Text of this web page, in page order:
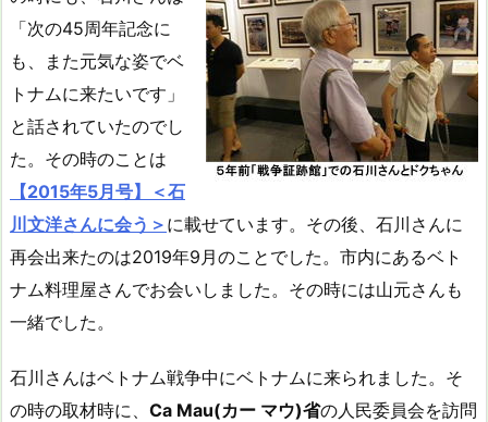
「次の45周年記念に
も、また元気な姿でベ
トナムに来たいです」
と話されていたのでし
た。その時のことは
【2015年5月号】＜石
川文洋さんに会う＞ に載せています。その後、石川さんに
再会出来たのは2019年9月のことでした。市内にあるベト
ナム料理屋さんでお会いしました。その時には山元さんも
一緒でした。
石川さんはベトナム戦争中にベトナムに来られました。そ
の時の取材時に、 Ca Mau(カー マウ)省の人民委員会を訪問